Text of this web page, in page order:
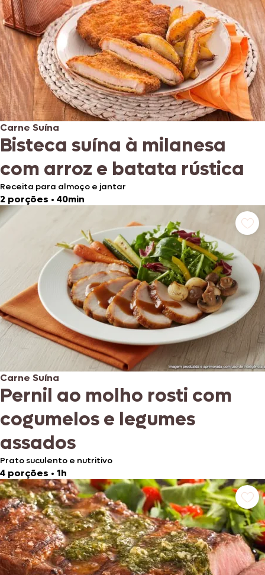
Carne Suína
Bisteca suína à milanesa
com arroz e batata rústica
Receita para almoço e jantar
2 porções • 40min
Carne Suína
Pernil ao molho rosti com
cogumelos e legumes
assados
Prato suculento e nutritivo
4 porções • 1h